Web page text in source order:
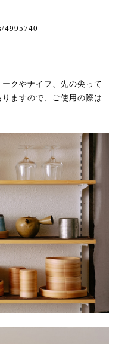
4995740
クやナイフ、先の尖って
ますので、ご使用の際は